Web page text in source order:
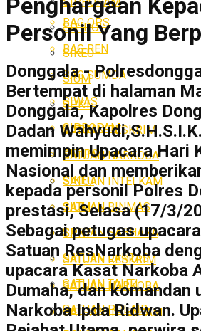
SITIPOL
SIKEU
SIUM
SPKT
SATUAN RESKRIM
SATUAN NARKOBA
SATUAN INTELKAM
SATUAN BINMAS
SATUAN SABHARA
SATUAN LANTAS
SATUAN TAHTI
SATUAN POLAIR
BAG OPS
BAG REN
BAG SUMDA
SIWAS
SIPROPAM
SITIPOL
SIKEU
SIUM
SPKT
SATUAN RESKRIM
SATUAN NARKOBA
SATUAN INTELKAM
Penghargaan
Personil Yang
Donggala -
Bertempat di halaman
Donggala, Kapolres
Dadan
memimpin Upacara Hari
Nasional dan
kepada personil Polres
prestasi, Selasa (17/3/
Sebagai petugas
Satuan ResNarkoba
upacara Kasat Narkoba
Dumaha, dan komandan
Narkoba Ipda Ridwan.